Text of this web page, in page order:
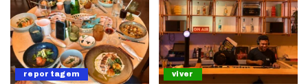
reportagem viver